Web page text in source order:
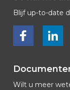
Blijf up-to-date
Bekijk ons op Facebook
Bekijk
Wilt u meer